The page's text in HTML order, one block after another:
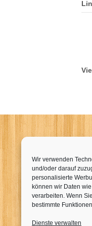
Wir verwenden
und/oder darauf
personalisierte
können wir Daten
verarbeiten. Wenn
bestimmte
Dienste verwalten